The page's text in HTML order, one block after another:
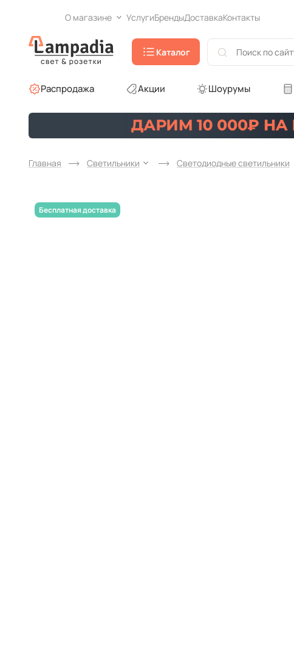
О магазине УслугиБрендыДоставкаКонтакты
Каталог
Распродажа Акции Шоурумы
Главная Светильники Светодиодные светильники